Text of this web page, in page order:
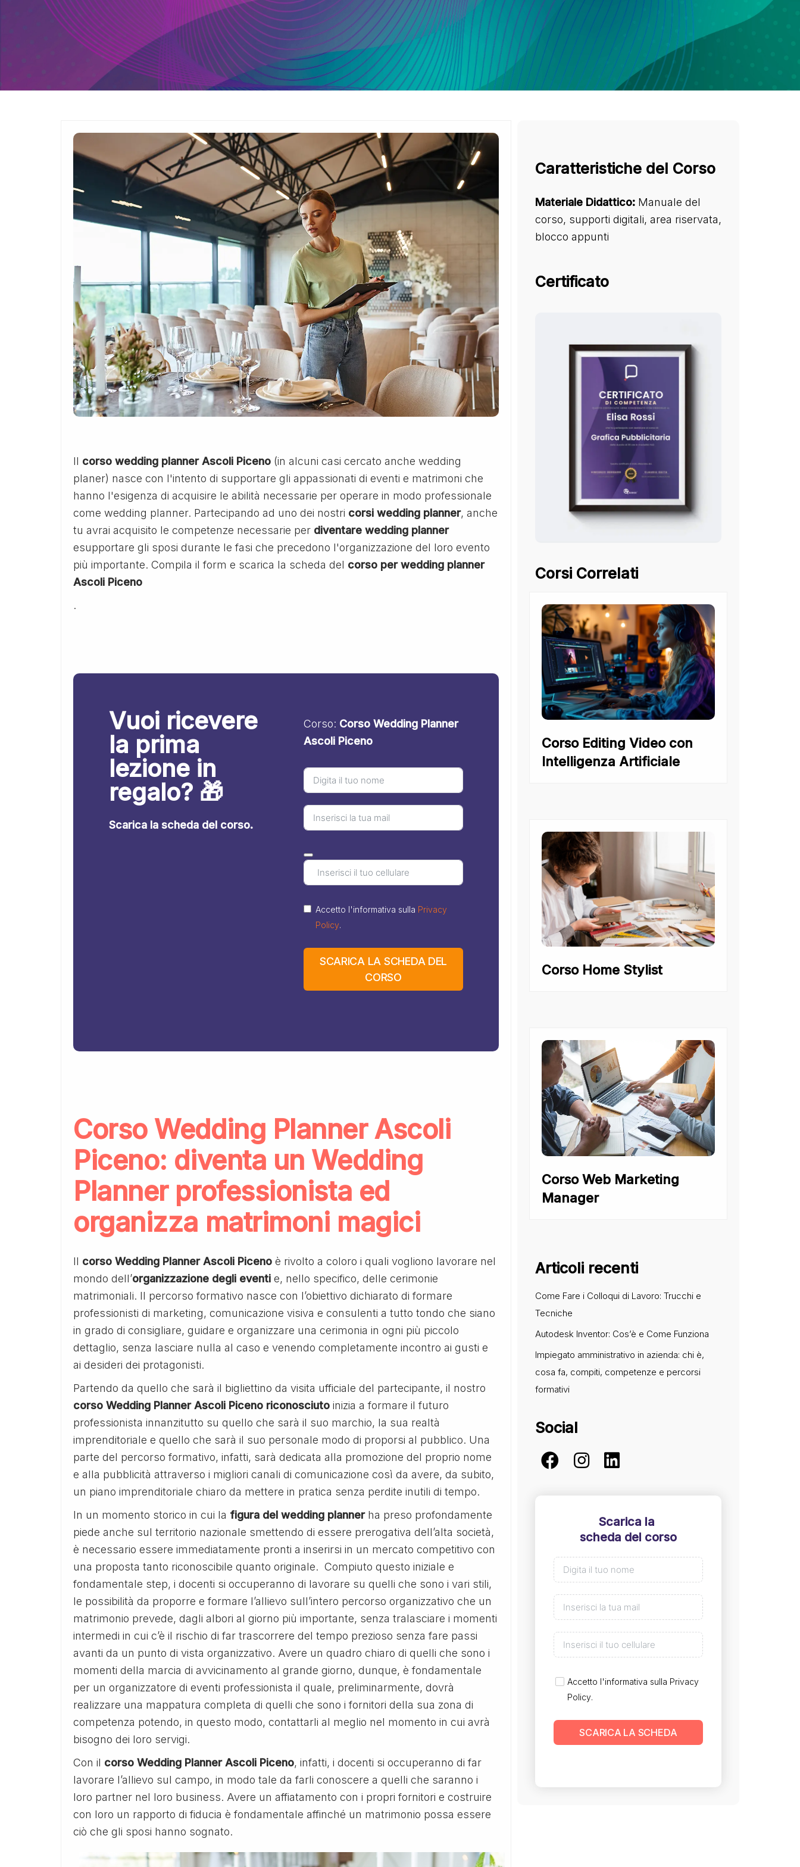
Il corso wedding planner Ascoli Piceno (in alcuni casi cercato anche wedding
planer) nasce con l'intento di supportare gli appassionati di eventi e matrimoni che
hanno l'esigenza di acquisire le abilità necessarie per operare in modo professionale
come wedding planner. Partecipando ad uno dei nostri corsi wedding planner, anche
tu avrai acquisito le competenze necessarie per diventare wedding planner
esupportare gli sposi durante le fasi che precedono l'organizzazione del loro evento
più importante. Compila il form e scarica la scheda del corso per wedding planner
Ascoli Piceno
.
Vuoi ricevere
la prima
lezione in
regalo? 🎁
Scarica la scheda del corso.
Corso: Corso Wedding Planner
Ascoli Piceno
Accetto l'informativa sulla Privacy
Policy.
SCARICA LA SCHEDA DEL
CORSO
Corso Wedding Planner Ascoli
Piceno: diventa un Wedding
Planner professionista ed
organizza matrimoni magici
ll corso Wedding Planner Ascoli Piceno è rivolto a coloro i quali vogliono lavorare nel
mondo dell’organizzazione degli eventi e, nello specifico, delle cerimonie
matrimoniali. Il percorso formativo nasce con l’obiettivo dichiarato di formare
professionisti di marketing, comunicazione visiva e consulenti a tutto tondo che siano
in grado di consigliare, guidare e organizzare una cerimonia in ogni più piccolo
dettaglio, senza lasciare nulla al caso e venendo completamente incontro ai gusti e
ai desideri dei protagonisti.
Partendo da quello che sarà il bigliettino da visita ufficiale del partecipante, il nostro
corso Wedding Planner Ascoli Piceno riconosciuto inizia a formare il futuro
professionista innanzitutto su quello che sarà il suo marchio, la sua realtà
imprenditoriale e quello che sarà il suo personale modo di proporsi al pubblico. Una
parte del percorso formativo, infatti, sarà dedicata alla promozione del proprio nome
e alla pubblicità attraverso i migliori canali di comunicazione così da avere, da subito,
un piano imprenditoriale chiaro da mettere in pratica senza perdite inutili di tempo.
In un momento storico in cui la figura del wedding plannerha preso profondamente
piede anche sul territorio nazionale smettendo di essere prerogativa dell’alta società,
è necessario essere immediatamente pronti a inserirsi in un mercato competitivo con
una proposta tanto riconoscibile quanto originale. Compiuto questo iniziale e
fondamentale step, i docenti si occuperanno di lavorare su quelli che sono i vari stili,
le possibilità da proporre e formare l’allievo sull’intero percorso organizzativo che un
matrimonio prevede, dagli albori al giorno più importante, senza tralasciare i momenti
intermedi in cui c’è il rischio di far trascorrere del tempo prezioso senza fare passi
avanti da un punto di vista organizzativo. Avere un quadro chiaro di quelli che sono i
momenti della marcia di avvicinamento al grande giorno, dunque, è fondamentale
per un organizzatore di eventi professionista il quale, preliminarmente, dovrà
realizzare una mappatura completa di quelli che sono i fornitori della sua zona di
competenza potendo, in questo modo, contattarli al meglio nel momento in cui avrà
bisogno dei loro servigi.
Con il corso Wedding Planner Ascoli Piceno, infatti, i docenti si occuperanno di far
lavorare l’allievo sul campo, in modo tale da farli conoscere a quelli che saranno i
loro partner nel loro business. Avere un affiatamento con i propri fornitori e costruire
con loro un rapporto di fiducia è fondamentale affinché un matrimonio possa essere
ciò che gli sposi hanno sognato.
Caratteristiche del Corso
Materiale Didattico:Manuale del
corso, supporti digitali, area riservata,
blocco appunti
Certificato
Corsi Correlati
Corso Editing Video con
Intelligenza Artificiale
Corso Home Stylist
Corso Web Marketing
Manager
Articoli recenti
Come Fare i Colloqui di Lavoro: Trucchi e
Tecniche
Autodesk Inventor: Cos’è e Come Funziona
Impiegato amministrativo in azienda: chi è,
cosa fa, compiti, competenze e percorsi
formativi
Social
Scarica la
scheda del corso
Accetto l'informativa sulla Privacy
Policy.
SCARICA LA SCHEDA